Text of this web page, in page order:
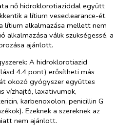
nő hidroklorotiaziddal együtt
a lítium veseclearance-ét.
lítium alkalmazása mellett nem
alkalmazása válik szükségessé, a
ajánlott.
A hidroklorotiazid
4.4 pont) erősítheti más
okozó gyógyszer együttes
vízhajtó, laxativumok,
karbenoxolon, penicillin G
Ezeknek a szereknek az
nem ajánlott.